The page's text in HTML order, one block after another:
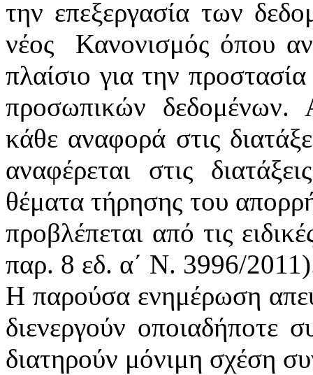
την επεξεργασία των
νέος
Κανονισμός όπου
πλαίσιο για την
προσωπικών
κάθε αναφορά στις
αναφέρεται στις
θέματα τήρησης του
προβλέπεται από τις
παρ. 8 εδ. α΄ Ν. 3996/
Η παρούσα ενημέρωση
διενεργούν
διατηρούν μόνιμη σχέση